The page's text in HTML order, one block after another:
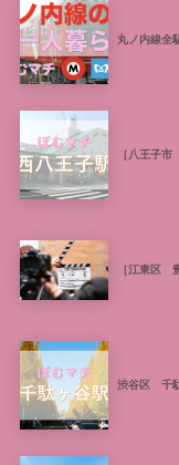
丸ノ内線全
［八王子
［江東区
渋谷区 千